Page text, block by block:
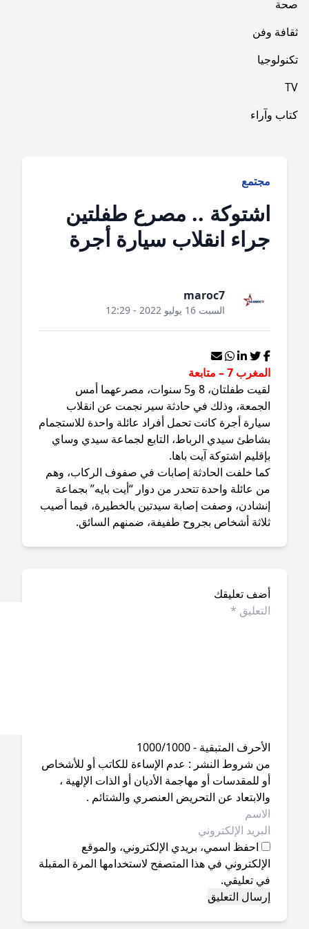
.. مصرع طفلتين
انقلاب سيارة أجرة
maroc7
السبت 16 يوليو 2022 - 12:29
لقيت طفلتان، 8 و5 سنوات، مصرعهما أمس
وذلك في حادثة سير نجمت عن انقلاب
أجرة كانت تحمل أفراد عائلة واحدة للاستجمام
سيدي الرباط، التابع لجماعة سيدي وساي
اشتوكة آيت باها.
خلفت الحادثة إصابات في صفوف الركاب، وهم
عائلة واحدة تتحدر من دوار “أيت بايه” بجماعة
وصفت إصابة سيدتين بالخطيرة، فيما أصيب
أشخاص بجروح طفيفة، ضمنهم السائق.
تعليقك
المتبقية - 1000/1000
شروط النشر : عدم الإساءة للكاتب أو للأشخاص
للمقدسات أو مهاجمة الأديان أو الذات الإلهية ،
عن التحريض العنصري والشتائم .
احفظ اسمي، بريدي الإلكتروني، والموقع
في هذا المتصفح لاستخدامها المرة المقبلة
تعليقي.